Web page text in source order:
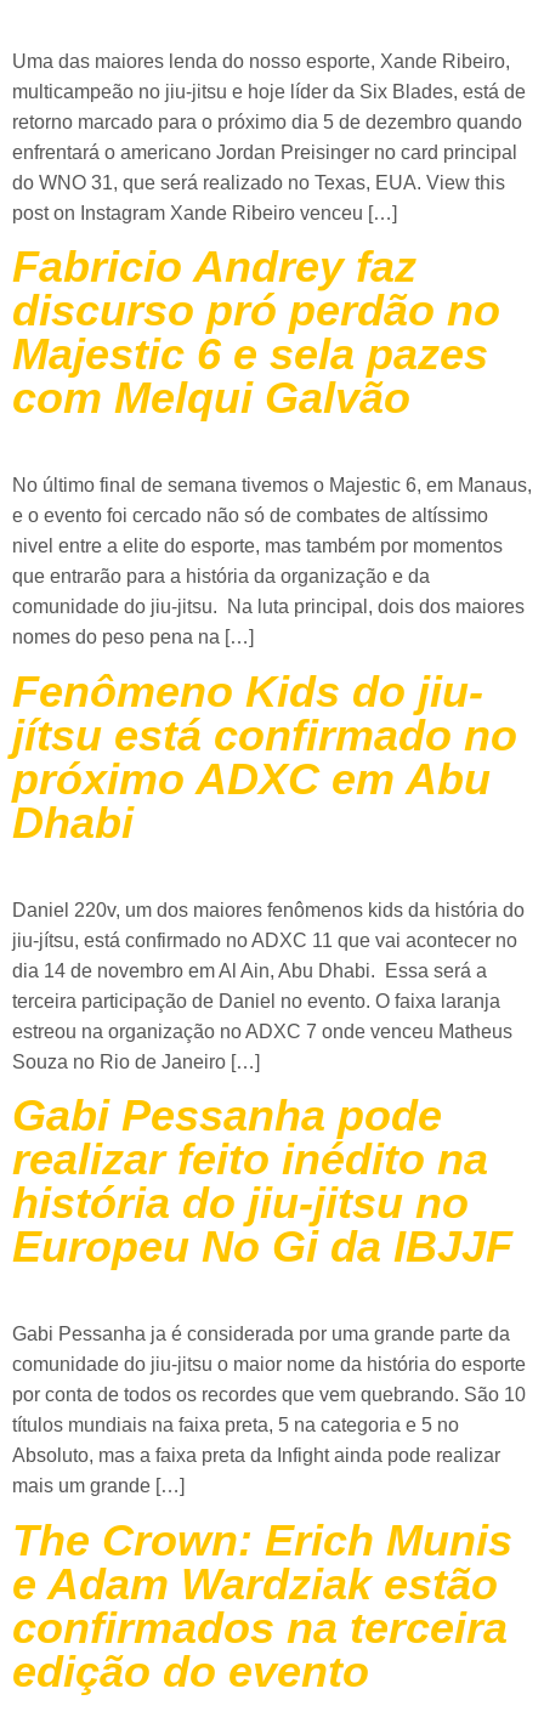
Uma das maiores lenda do nosso esporte, Xande Ribeiro,
multicampeão no jiu-jitsu e hoje líder da Six Blades, está de
retorno marcado para o próximo dia 5 de dezembro quando
enfrentará o americano Jordan Preisinger no card principal
do WNO 31, que será realizado no Texas, EUA. View this
post on Instagram Xande Ribeiro venceu […]
Fabricio Andrey faz
discurso pró perdão no
Majestic 6 e sela pazes
com Melqui Galvão
No último final de semana tivemos o Majestic 6, em Manaus,
e o evento foi cercado não só de combates de altíssimo
nivel entre a elite do esporte, mas também por momentos
que entrarão para a história da organização e da
comunidade do jiu-jitsu. Na luta principal, dois dos maiores
nomes do peso pena na […]
Fenômeno Kids do jiu-
jítsu está confirmado no
próximo ADXC em Abu
Dhabi
Daniel 220v, um dos maiores fenômenos kids da história do
jiu-jítsu, está confirmado no ADXC 11 que vai acontecer no
dia 14 de novembro em Al Ain, Abu Dhabi. Essa será a
terceira participação de Daniel no evento. O faixa laranja
estreou na organização no ADXC 7 onde venceu Matheus
Souza no Rio de Janeiro […]
Gabi Pessanha pode
realizar feito inédito na
história do jiu-jitsu no
Europeu No Gi da IBJJF
Gabi Pessanha ja é considerada por uma grande parte da
comunidade do jiu-jitsu o maior nome da história do esporte
por conta de todos os recordes que vem quebrando. São 10
títulos mundiais na faixa preta, 5 na categoria e 5 no
Absoluto, mas a faixa preta da Infight ainda pode realizar
mais um grande […]
The Crown: Erich Munis
e Adam Wardziak estão
confirmados na terceira
edição do evento